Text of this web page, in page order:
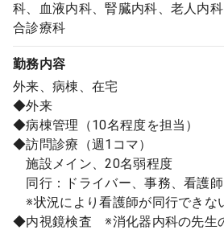
科、血液内科、腎臓内科、老人内
合診療科
勤務内容
外来、病棟、在宅
◆外来
◆病棟管理（10名程度を担当）
◆訪問診療（週1コマ）
施設メイン、20名弱程度
同行：ドライバー、事務、看護
※状況により看護師が同行できな
◆内視鏡検査 ※消化器内科の先生